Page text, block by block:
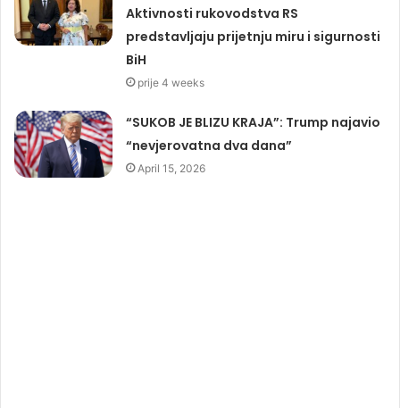
Aktivnosti rukovodstva RS
predstavljaju prijetnju miru i sigurnosti
BiH
prije 4 weeks
“SUKOB JE BLIZU KRAJA”: Trump najavio
“nevjerovatna dva dana”
April 15, 2026